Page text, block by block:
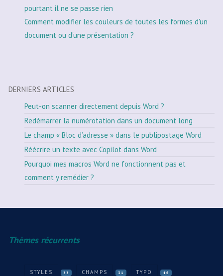
pourtant il ne se passe rien
Comment modifier les couleurs de toutes les formes d'un
document ou d'une présentation ?
DERNIERS ARTICLES
Peut-on scanner directement depuis Word ?
Redémarrer la numérotation dans un document long
Le champ « Bloc d’adresse » dans le publipostage Word
Réécrire un texte avec Copilot dans Word
Pourquoi mes macros Word ne fonctionnent pas et
comment y remédier ?
Thèmes récurrents
STYLES 33 CHAMPS 31 TYPO 16